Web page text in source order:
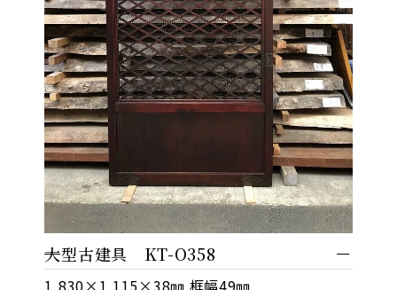
大型古建具 KT-O358
1,830×1,115×38㎜ 框幅49㎜